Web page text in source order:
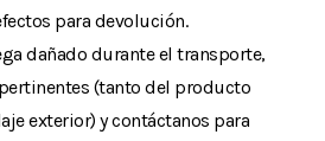
para devolución.
dañado durante el transporte,
(tanto del producto
exterior) y contáctanos para